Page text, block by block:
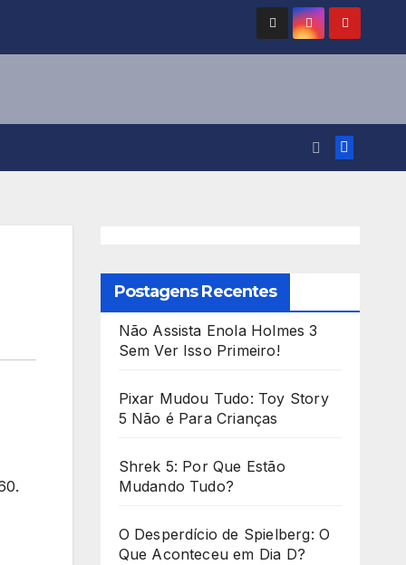
Postagens Recentes
Não Assista Enola Holmes 3
Sem Ver Isso Primeiro!
Pixar Mudou Tudo: Toy Story
5 Não é Para Crianças
Shrek 5: Por Que Estão
Mudando Tudo?
O Desperdício de Spielberg: O
Que Aconteceu em Dia D?